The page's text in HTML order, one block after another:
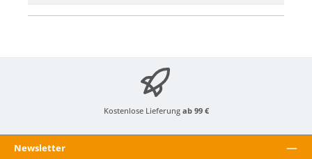
Kostenlose Lieferung ab 99 €
Newsletter